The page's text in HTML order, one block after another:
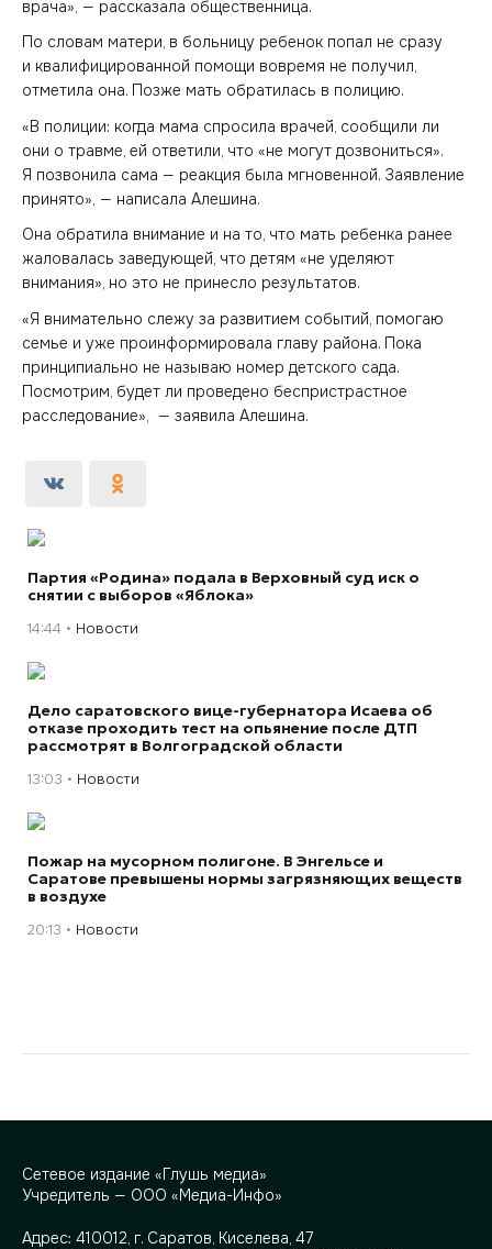
врача», — рассказала общественница.
По словам матери, в больницу ребенок попал не сразу
и квалифицированной помощи вовремя не получил,
отметила она. Позже мать обратилась в полицию.
«В полиции: когда мама спросила врачей, сообщили ли
они о травме, ей ответили, что «не могут дозвониться».
Я позвонила сама — реакция была мгновенной. Заявление
принято», — написала Алешина.
Она обратила внимание и на то, что мать ребенка ранее
жаловалась заведующей, что детям «не уделяют
внимания», но это не принесло результатов.
«Я внимательно слежу за развитием событий, помогаю
семье и уже проинформировала главу района. Пока
принципиально не называю номер детского сада.
Посмотрим, будет ли проведено беспристрастное
расследование», — заявила Алешина.
Партия «Родина» подала в Верховный суд иск о
снятии с выборов «Яблока»
14:44 Новости
Дело саратовского вице-губернатора Исаева об
отказе проходить тест на опьянение после ДТП
рассмотрят в Волгоградской области
13:03 Новости
Пожар на мусорном полигоне. В Энгельсе и
Саратове превышены нормы загрязняющих веществ
в воздухе
20:13 Новости
Сетевое издание «Глушь медиа»
Учредитель — ООО «Медиа-Инфо»
Адрес: 410012, г. Саратов, Киселева, 47